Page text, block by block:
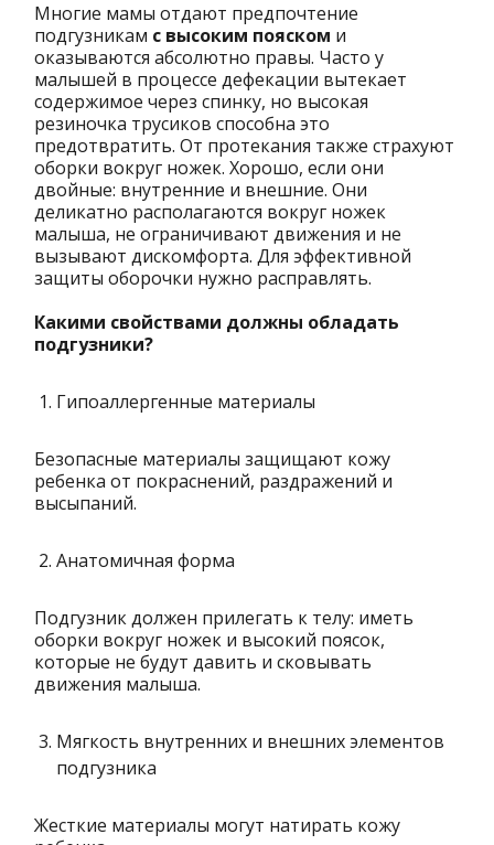
Многие мамы отдают предпочтение
подгузникам с высоким пояском и
оказываются абсолютно правы. Часто у
малышей в процессе дефекации вытекает
содержимое через спинку, но высокая
резиночка трусиков способна это
предотвратить. От протекания также страхуют
оборки вокруг ножек. Хорошо, если они
двойные: внутренние и внешние. Они
деликатно располагаются вокруг ножек
малыша, не ограничивают движения и не
вызывают дискомфорта. Для эффективной
защиты оборочки нужно расправлять.
Какими свойствами должны обладать
подгузники?
Гипоаллергенные материалы
Безопасные материалы защищают кожу
ребенка от покраснений, раздражений и
высыпаний.
Анатомичная форма
Подгузник должен прилегать к телу: иметь
оборки вокруг ножек и высокий поясок,
которые не будут давить и сковывать
движения малыша.
Мягкость внутренних и внешних элементов
подгузника
Жесткие материалы могут натирать кожу